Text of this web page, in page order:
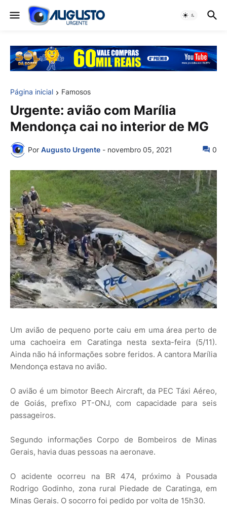
Página inicial Famosos
Urgente: avião com Marília
Mendonça cai no interior de MG
Por Augusto Urgente - novembro 05, 2021 0
Um avião de pequeno porte caiu em uma área perto de
uma cachoeira em Caratinga nesta sexta-feira (5/11).
Ainda não há informações sobre feridos. A cantora Marília
Mendonça estava no avião.
O avião é um bimotor Beech Aircraft, da PEC Táxi Aéreo,
de Goiás, prefixo PT-ONJ, com capacidade para seis
passageiros.
Segundo informações Corpo de Bombeiros de Minas
Gerais, havia duas pessoas na aeronave.
O acidente ocorreu na BR 474, próximo à Pousada
Rodrigo Godinho, zona rural Piedade de Caratinga, em
Minas Gerais. O socorro foi pedido por volta de 15h30.